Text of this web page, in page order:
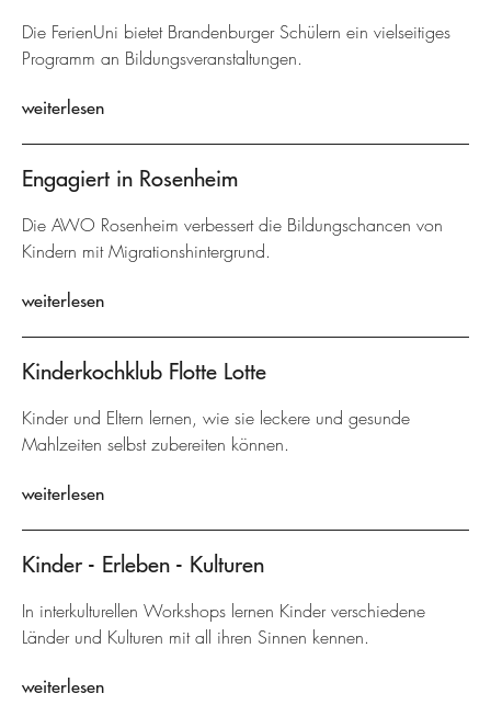
Die FerienUni bietet Brandenburger Schülern ein vielseitiges
Programm an Bildungsveranstaltungen.
weiterlesen
Engagiert in Rosenheim
Die AWO Rosenheim verbessert die Bildungschancen von
Kindern mit Migrationshintergrund.
weiterlesen
Kinderkochklub Flotte Lotte
Kinder und Eltern lernen, wie sie leckere und gesunde
Mahlzeiten selbst zubereiten können.
weiterlesen
Kinder - Erleben - Kulturen
In interkulturellen Workshops lernen Kinder verschiedene
Länder und Kulturen mit all ihren Sinnen kennen.
weiterlesen